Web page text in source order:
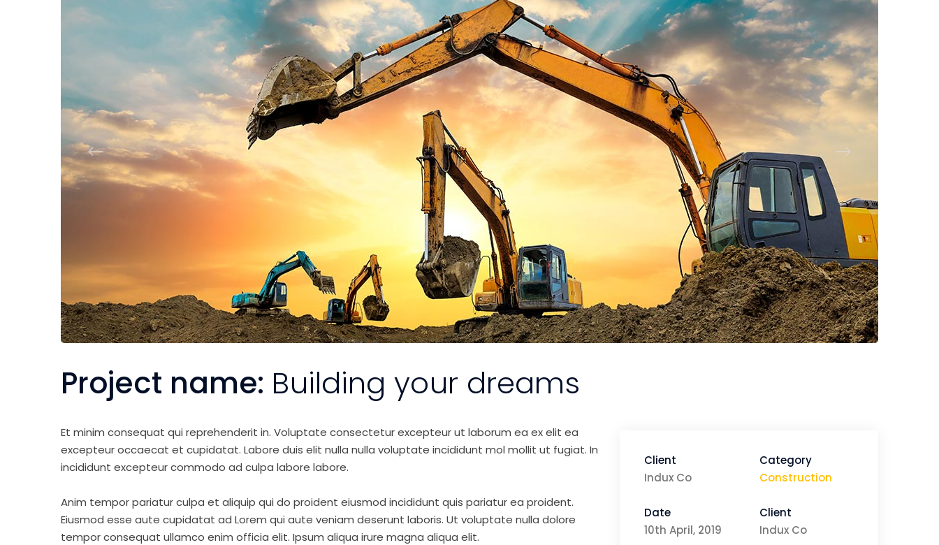
Project name: Building your dreams
Et minim consequat qui reprehenderit in. Voluptate consectetur excepteur ut laborum ea ex elit ea
excepteur occaecat et cupidatat. Labore duis elit nulla nulla voluptate incididunt mol mollit ut fugiat. In
incididunt excepteur commodo ad culpa labore labore.
Anim tempor pariatur culpa et aliquip qui do proident eiusmod incididunt quis pariatur ea proident.
Eiusmod esse aute cupidatat ad Lorem qui aute veniam deserunt laboris. Ut voluptate nulla dolore
tempor consequat ullamco enim officia elit. Ipsum aliqua irure magna aliqua elit.
Client
Indux Co
Category
Construction
Date
10th April, 2019
Client
Indux Co